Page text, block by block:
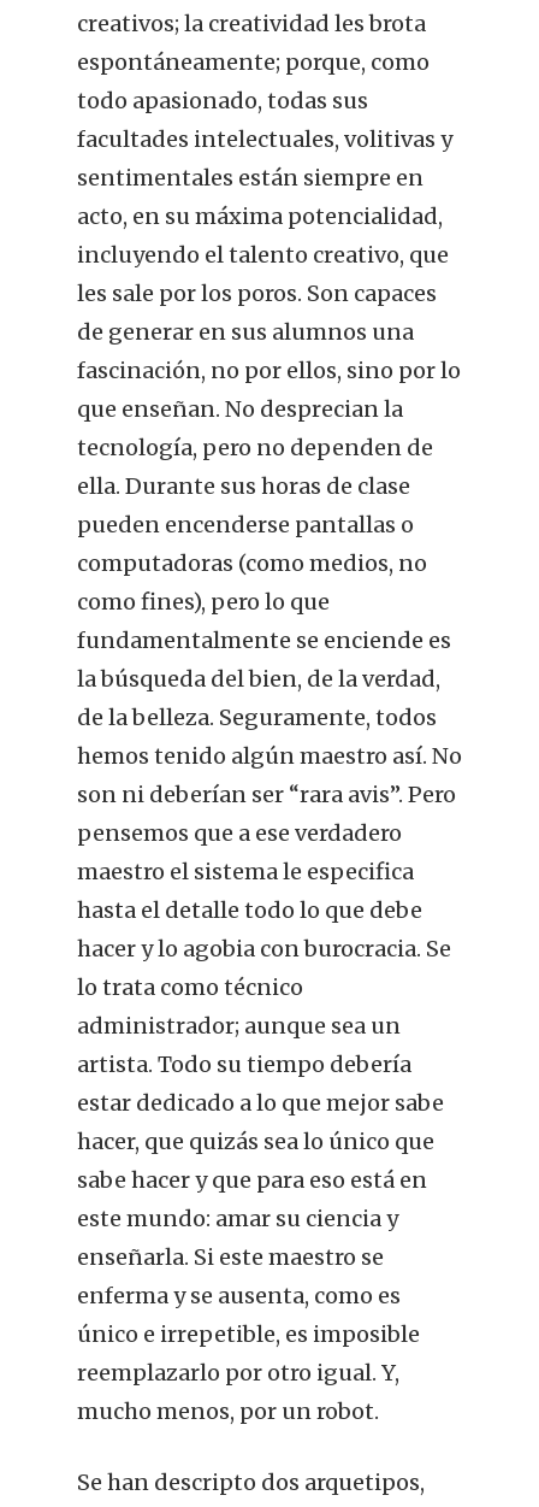
creativos; la creatividad les brota
espontáneamente; porque, como
todo apasionado, todas sus
facultades intelectuales, volitivas y
sentimentales están siempre en
acto, en su máxima potencialidad,
incluyendo el talento creativo, que
les sale por los poros. Son capaces
de generar en sus alumnos una
fascinación, no por ellos, sino por lo
que enseñan. No desprecian la
tecnología, pero no dependen de
ella. Durante sus horas de clase
pueden encenderse pantallas o
computadoras (como medios, no
como fines), pero lo que
fundamentalmente se enciende es
la búsqueda del bien, de la verdad,
de la belleza. Seguramente, todos
hemos tenido algún maestro así. No
son ni deberían ser “rara avis”. Pero
pensemos que a ese verdadero
maestro el sistema le especifica
hasta el detalle todo lo que debe
hacer y lo agobia con burocracia. Se
lo trata como técnico
administrador; aunque sea un
artista. Todo su tiempo debería
estar dedicado a lo que mejor sabe
hacer, que quizás sea lo único que
sabe hacer y que para eso está en
este mundo: amar su ciencia y
enseñarla. Si este maestro se
enferma y se ausenta, como es
único e irrepetible, es imposible
reemplazarlo por otro igual. Y,
mucho menos, por un robot.
Se han descripto dos arquetipos,